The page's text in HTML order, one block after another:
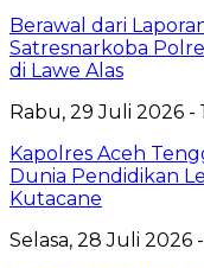
Berawal dari
Satresnarkoba
di Lawe Alas
Rabu, 29 Juli 2026 -
Kapolres Aceh
Dunia Pendidikan
Kutacane
Selasa, 28 Juli 2026